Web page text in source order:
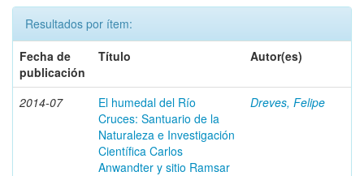
Resultados por ítem:
Fecha de
publicación
Título Autor(es)
2014-07
El humedal del Río
Cruces: Santuario de la
Naturaleza e Investigación
Científica Carlos
Anwandter y sitio Ramsar
Dreves, Felipe